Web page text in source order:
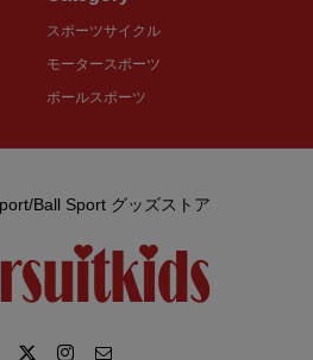
スポーツサイクル
モータースポーツ
ボールスポーツ
Ball Sport グッズストア